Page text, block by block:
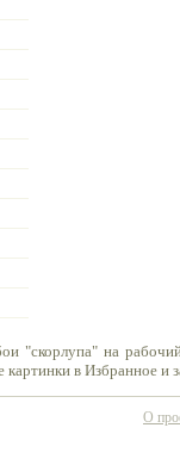
"скорлупа" на
картинки в Избранное и
О